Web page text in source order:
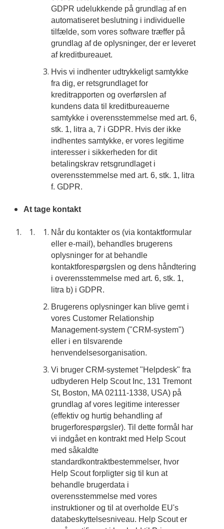
GDPR udelukkende på grundlag af en
automatiseret beslutning i individuelle
tilfælde, som vores software træffer på
grundlag af de oplysninger, der er leveret
af kreditbureauet.
Hvis vi indhenter udtrykkeligt samtykke
fra dig, er retsgrundlaget for
kreditrapporten og overførslen af
kundens data til kreditbureauerne
samtykke i overensstemmelse med art. 6,
stk. 1, litra a, 7 i GDPR. Hvis der ikke
indhentes samtykke, er vores legitime
interesser i sikkerheden for dit
betalingskrav retsgrundlaget i
overensstemmelse med art. 6, stk. 1, litra
f. GDPR.
At tage kontakt
Når du kontakter os (via kontaktformular
eller e-mail), behandles brugerens
oplysninger for at behandle
kontaktforespørgslen og dens håndtering
i overensstemmelse med art. 6, stk. 1,
litra b) i GDPR.
Brugerens oplysninger kan blive gemt i
vores Customer Relationship
Management-system ("CRM-system")
eller i en tilsvarende
henvendelsesorganisation.
Vi bruger CRM-systemet "Helpdesk" fra
udbyderen Help Scout Inc, 131 Tremont
St, Boston, MA 02111-1338, USA) på
grundlag af vores legitime interesser
(effektiv og hurtig behandling af
brugerforespørgsler). Til dette formål har
vi indgået en kontrakt med Help Scout
med såkaldte
standardkontraktbestemmelser, hvor
Help Scout forpligter sig til kun at
behandle brugerdata i
overensstemmelse med vores
instruktioner og til at overholde EU's
databeskyttelsesniveau. Help Scout er